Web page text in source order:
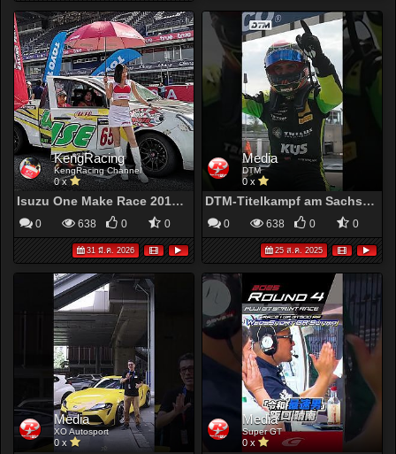
KengRacing
KengRacing Channel
0 x
Isuzu One Make Race 2019 No.65 Round 6
0 638 0 0
31 มี.ค. 2026
Media
DTM
0 x
DTM-Titelkampf am Sachsenring eskaliert! | Highlights Rennen 2 Sachsenring | DTM 2025
0 638 0 0
25 ส.ค. 2025
Media
XO Autosport
0 x
Media
Super GT
0 x